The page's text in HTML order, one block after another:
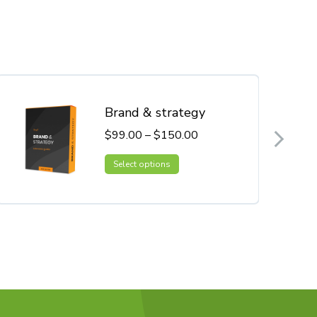
Brand & strategy
$99.00 –$150.00
Select options